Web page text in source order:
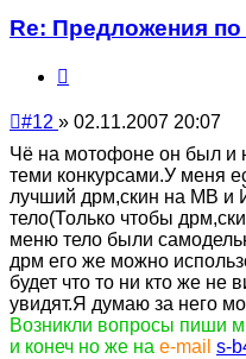
Re: Предложения
Непрочитанное
#12 » 02.11.2007 20:07
Чё на мотофоне он был и
теми конкурсами.У меня
лучший дрм,скин на МВ и
тело(Только чтобы
меню тело были
дрм его же можно
будет что то ни кто же не
увидят.Я думаю за него
Возникли вопросы пиши
и конеч но же на e-mail s-